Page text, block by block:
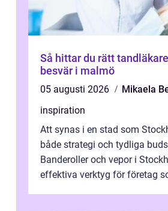
Så hittar du rätt
besvär i malmö
05 augusti 2026
Mikaela
inspiration
Att synas i en stad som
både strategi och tydliga
Banderoller och vepor i
effektiva verktyg för företag